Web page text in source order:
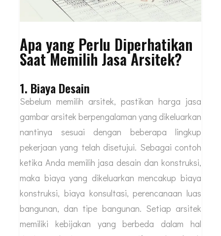
Apa yang Perlu Diperhatikan
Saat Memilih Jasa Arsitek?
1. Biaya Desain
Sebelum memilih arsitek, pastikan harga jasa
gambar arsitek berpengalaman yang dikeluarkan
nantinya sesuai dengan beberapa lingkup
pekerjaan yang telah disetujui. Sebagai contoh
ketika Anda memilih jasa desain dan konstruksi,
maka biaya yang dikeluarkan mencakup biaya
konstruksi, biaya konsultasi, perencanaan luas
bangunan, dan tipe bangunan. Setiap arsitek
memiliki kebijakan yang berbeda dalam hal